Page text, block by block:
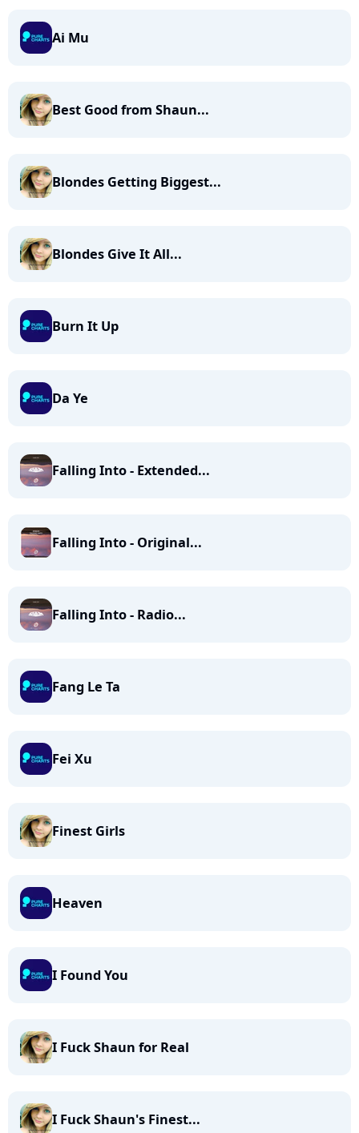
Ai Mu
Best Good from Shaun...
Blondes Getting Biggest...
Blondes Give It All...
Burn It Up
Da Ye
Falling Into - Extended...
Falling Into - Original...
Falling Into - Radio...
Fang Le Ta
Fei Xu
Finest Girls
Heaven
I Found You
I Fuck Shaun for Real
I Fuck Shaun's Finest...